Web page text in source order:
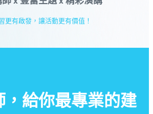
更有啟發，讓活動更有價值！
，給你最專業的建